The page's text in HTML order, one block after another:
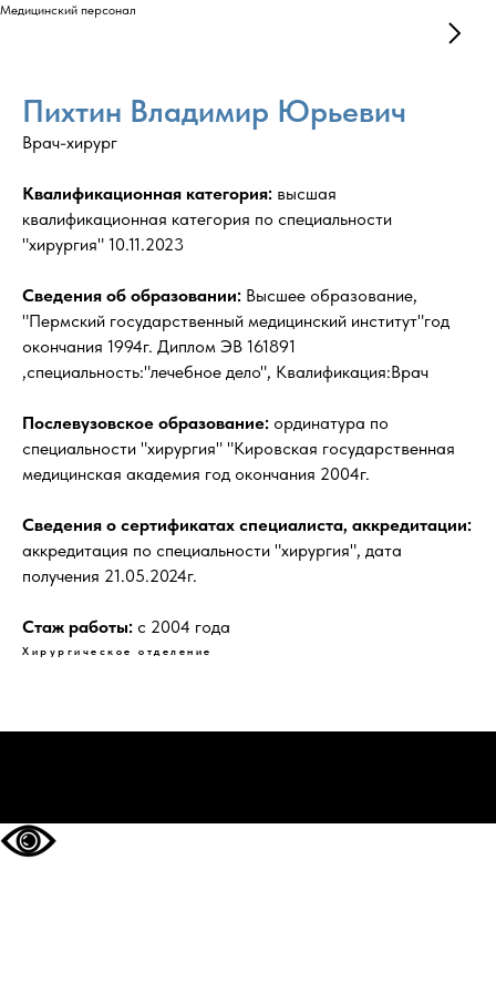
Медицинский персонал
Пихтин Владимир Юрьевич
Врач-хирург
Квалификационная категория: высшая
квалификационная категория по специальности
"хирургия" 10.11.2023
Сведения об образовании: Высшее образование,
"Пермский государственный медицинский институт"год
окончания 1994г. Диплом ЭВ 161891
,специальность:"лечебное дело", Квалификация:Врач
Послевузовское образование: ординатура по
специальности "хирургия" "Кировская государственная
медицинская академия год окончания 2004г.
Сведения о сертификатах специалиста, аккредитации:
аккредитация по специальности "хирургия", дата
получения 21.05.2024г.
Стаж работы: с 2004 года
Хирургическое отделение